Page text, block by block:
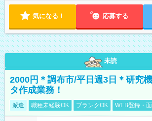
気になる！ 応募する
未読
2000円＊調布市/平日週3日＊研究
タ作成業務！
派遣 職種未経験OK ブランクOK WEB登録・